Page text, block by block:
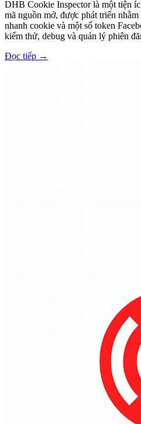
DHB Cookie Inspector là một tiện
mã nguồn mở, được phát triển
nhanh cookie và một số token
kiểm thử, debug và quản lý phiên
Đọc tiếp →